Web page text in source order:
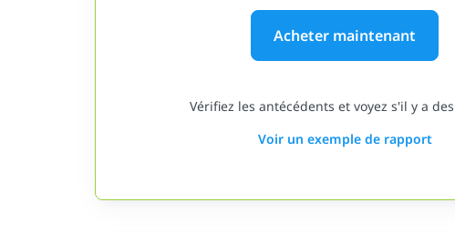
Acheter maintenant
Vérifiez les antécédents et voyez s'il y a
Voir un exemple de rapport